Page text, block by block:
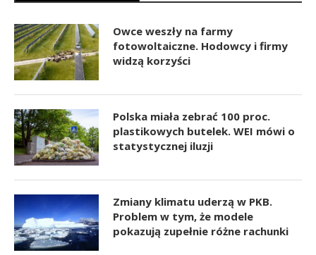
Owce weszły na farmy
fotowoltaiczne. Hodowcy i firmy
widzą korzyści
Polska miała zebrać 100 proc.
plastikowych butelek. WEI mówi o
statystycznej iluzji
Zmiany klimatu uderzą w PKB.
Problem w tym, że modele
pokazują zupełnie różne rachunki